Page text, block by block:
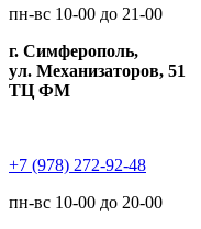
пн-вс 10-00 до 21-00
г. Симферополь,
ул. Механизаторов, 51
ТЦ ФМ
+7 (978) 272-92-48
пн-вс 10-00 до 20-00